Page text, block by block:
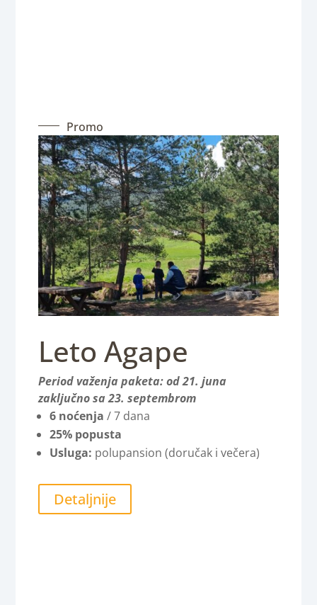
Promo
Leto Agape
Period važenja paketa: od 21. juna
zaključno sa 23. septembrom
6 noćenja / 7 dana
25% popusta
Usluga: polupansion (doručak i večera)
Detaljnije